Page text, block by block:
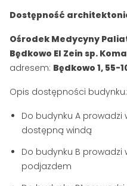
Dostępność
Ośrodek Medycyny
Będkowo El Zein sp.
adresem: Będkowo 1, 55-
Opis dostępności budynku:
Do budynku A
dostępną windą
Do budynku B
podjazdem